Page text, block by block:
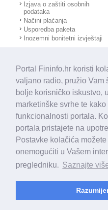
Portal Fininfo.hr koristi
valjano radio, pružio Vam
bolje korisničko iskustvo,
marketinške svrhe te
funkcionalnosti portala.
portala pristajete na
Postavke kolačića
onemogućiti u Vašem
pregledniku. Saznajte
Izjava o zaštiti osobnih
podataka
Načini plaćanja
Usporedba paketa
Inozemni bonitetni izvještaji